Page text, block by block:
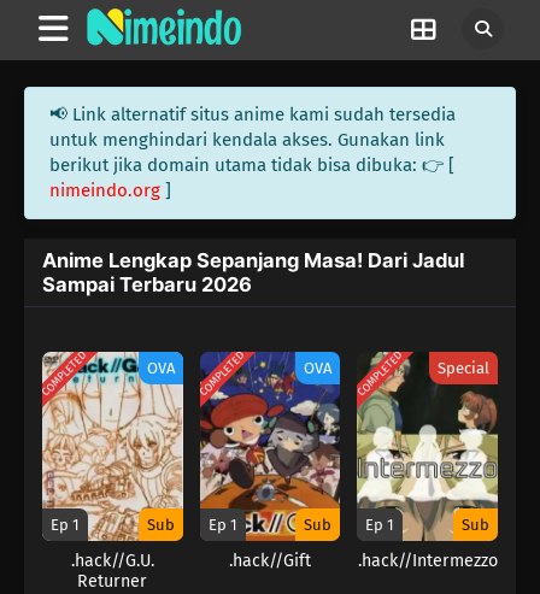
📢 Link alternatif situs anime kami sudah tersedia
untuk menghindari kendala akses. Gunakan link
berikut jika domain utama tidak bisa dibuka: 👉 [
nimeindo.org ]
Anime Lengkap Sepanjang Masa! Dari Jadul
Sampai Terbaru 2026
COMPLETED OVA
Ep 1 Sub
.hack//G.U.
Returner
COMPLETED OVA
Ep 1 Sub
.hack//Gift
COMPLETED Special
Ep 1 Sub
.hack//Intermezzo